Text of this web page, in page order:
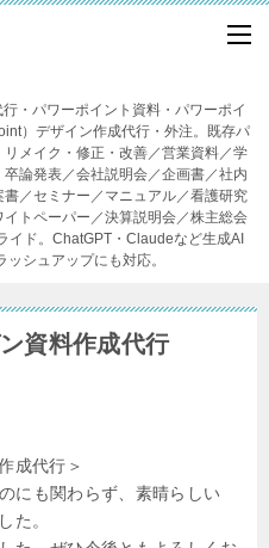
・パワーポイント資料・パワーポイ
）デザイン作成代行・外注。既存パ
メイク・修正・改善／営業資料／学
論発表／会社説明会／企画書／社内
／セミナー／マニュアル／看護研究
トペーパー／決算説明会／株主総会
イド。ChatGPT・Claudeなど生成AI
シュアップにも対応。
資料作成代行
成代行＞
にも関わらず、素晴らしい
た。